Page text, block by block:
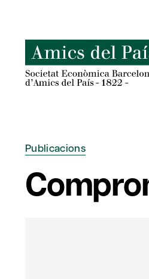
content
Publicacions